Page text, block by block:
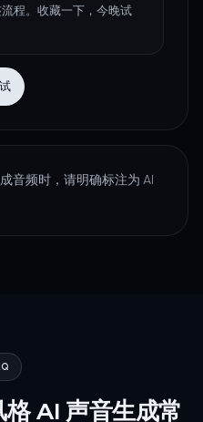
程。收藏一下，今晚试
音频时，请明确标注为 AI
AI 声音生成常